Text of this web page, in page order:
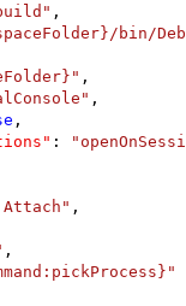
,
bin/
,
,
,
:
Attach" ,
,